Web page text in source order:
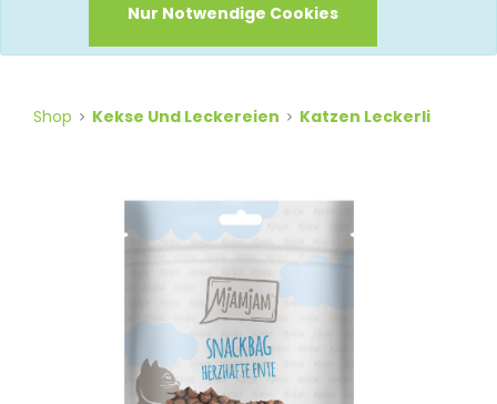
Nur Notwendige Cookies
Shop Kekse Und Leckereien Katzen Leckerli